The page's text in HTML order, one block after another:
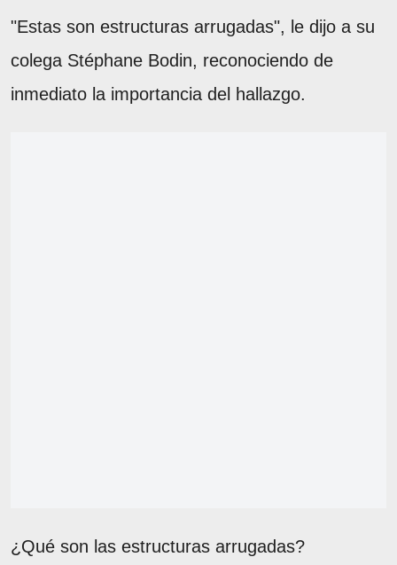
"Estas son estructuras arrugadas", le dijo a su
colega Stéphane Bodin, reconociendo de
inmediato la importancia del hallazgo.
¿Qué son las estructuras arrugadas?